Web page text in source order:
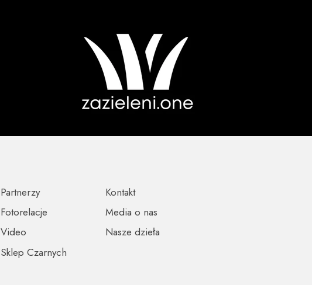
Partnerzy
Sklep Czarnych
Video
Fotorelacje
Kontakt
Media o nas
Nasze dzieła